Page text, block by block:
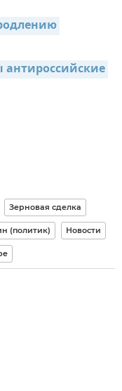
Зерновая сделка
(политик) Новости